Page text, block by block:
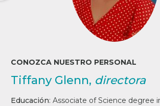
CONOZCA NUESTRO PERSONAL
Tiffany Glenn, directora
Educación:Associate of Science degree